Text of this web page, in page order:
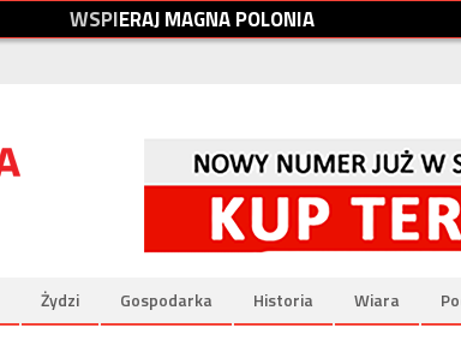
WSPIERAJMAGNAPOLONIA
Żydzi Gospodarka Historia Wiara